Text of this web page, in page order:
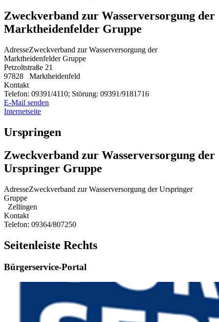
Zweckverband zur Wasserversorgung der
Marktheidenfelder Gruppe
AdresseZweckverband zur Wasserversorgung der
Marktheidenfelder Gruppe
Petzoltstraße 21
97828
Marktheidenfeld
Kontakt
Telefon: 09391/4110; Störung: 09391/9181716
E-Mail senden
Internetseite
Urspringen
Zweckverband zur Wasserversorgung der
Urspringer Gruppe
AdresseZweckverband zur Wasserversorgung der Urspringer
Gruppe
Zellingen
Kontakt
Telefon: 09364/807250
Seitenleiste Rechts
Bürgerservice-Portal